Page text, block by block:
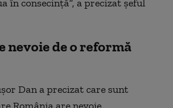
în consecință”, a precizat șeful
nevoie de o reformă
Dan a precizat care sunt